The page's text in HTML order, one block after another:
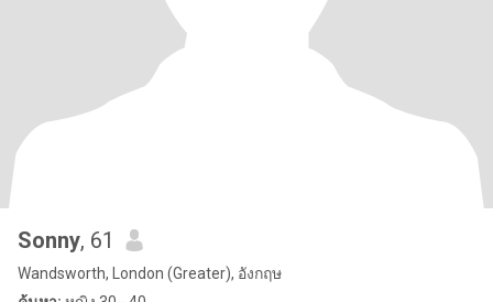
Sonny, 61
Wandsworth, London (Greater), อังกฤษ